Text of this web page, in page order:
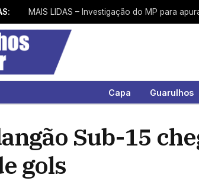
Capa Guarulhos
Sub-15
gols